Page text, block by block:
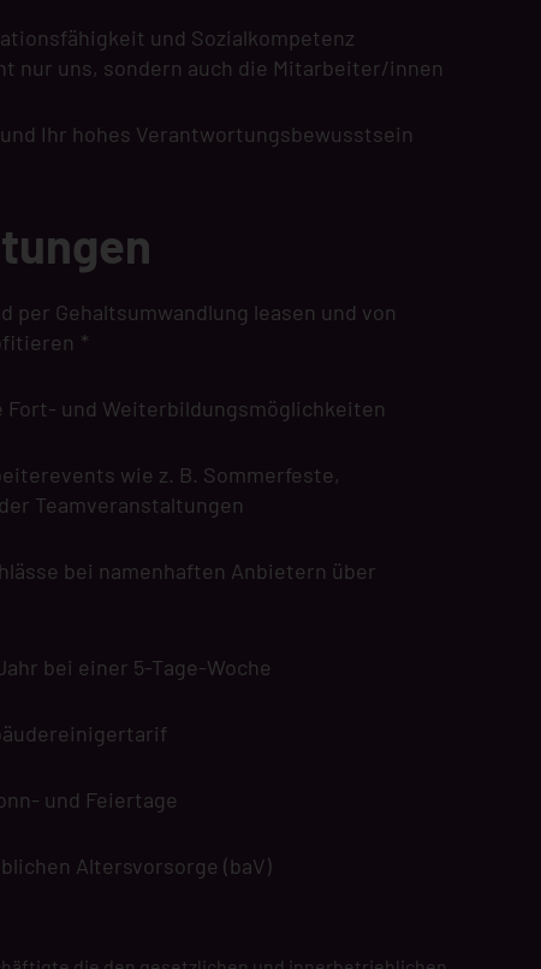
und Sozialkompetenz
nur uns, sondern auch die Mitarbeiter/innen
Ihr hohes Verantwortungsbewusstsein
per Gehaltsumwandlung leasen und von
*
Fort- und Weiterbildungsmöglichkeiten
wie z. B. Sommerfeste,
Teamveranstaltungen
bei namenhaften Anbietern über
bei einer 5-Tage-Woche
und Feiertage
Altersvorsorge (baV)